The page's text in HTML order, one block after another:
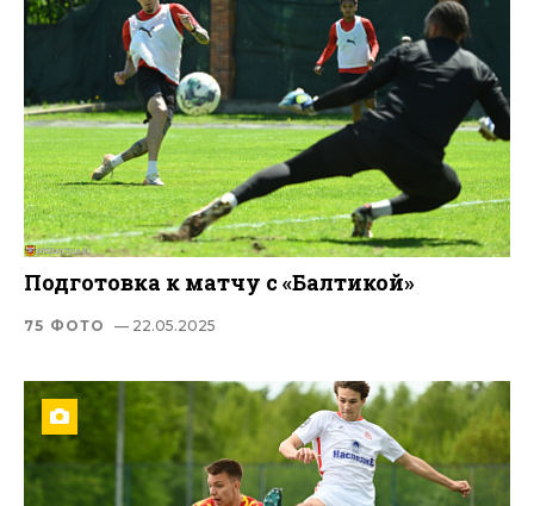
Подготовка к матчу с «Балтикой»
75 ФОТО — 22.05.2025